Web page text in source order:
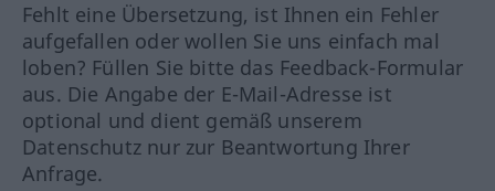
Fehlt eine Übersetzung, ist Ihnen ein Fehler
aufgefallen oder wollen Sie uns einfach mal
loben? Füllen Sie bitte das Feedback-Formular
aus. Die Angabe der E-Mail-Adresse ist
optional und dient gemäß unserem
Datenschutz nur zur Beantwortung Ihrer
Anfrage.